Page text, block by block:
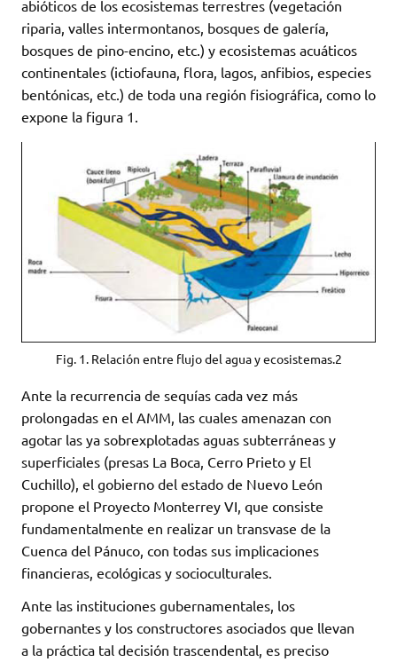
abióticos de los ecosistemas terrestres (vegetación
riparia, valles intermontanos, bosques de galería,
bosques de pino-encino, etc.) y ecosistemas acuáticos
continentales (ictiofauna, flora, lagos, anfibios, especies
bentónicas, etc.) de toda una región fisiográfica, como lo
expone la figura 1.
Fig. 1. Relación entre flujo del agua y ecosistemas.2
Ante la recurrencia de sequías cada vez más
prolongadas en el AMM, las cuales amenazan con
agotar las ya sobrexplotadas aguas subterráneas y
superficiales (presas La Boca, Cerro Prieto y El
Cuchillo), el gobierno del estado de Nuevo León
propone el Proyecto Monterrey VI, que consiste
fundamentalmente en realizar un transvase de la
Cuenca del Pánuco, con todas sus implicaciones
financieras, ecológicas y socioculturales.
Ante las instituciones gubernamentales, los
gobernantes y los constructores asociados que llevan
a la práctica tal decisión trascendental, es preciso